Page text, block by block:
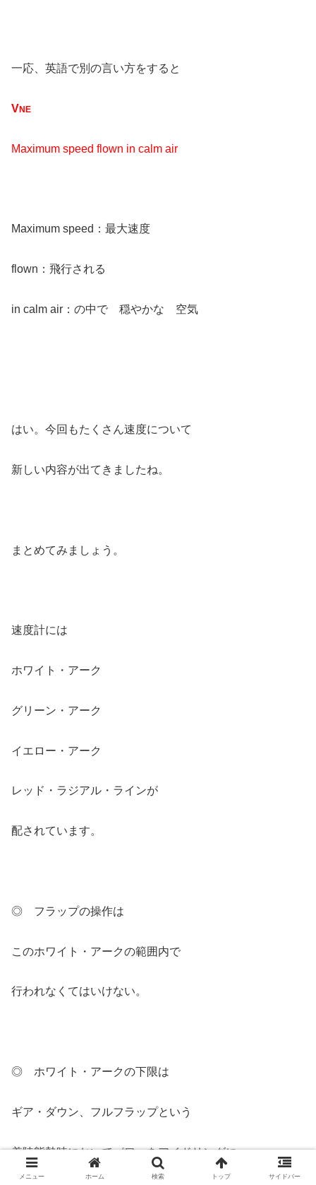
一応、英語で別の言い方をすると
VNE
Maximum speed flown in calm air
Maximum speed：最大速度
flown：飛行される
in calm air：の中で 穏やかな 空気
はい。今回もたくさん速度について
新しい内容が出てきましたね。
まとめてみましょう。
速度計には
ホワイト・アーク
グリーン・アーク
イエロー・アーク
レッド・ラジアル・ラインが
配されています。
◎ フラップの操作は
このホワイト・アークの範囲内で
行われなくてはいけない。
◎ ホワイト・アークの下限は
ギア・ダウン、フルフラップという
着陸態勢時においてパワーをアイドリングに
メニュー ホーム 検索 トップ サイドバー